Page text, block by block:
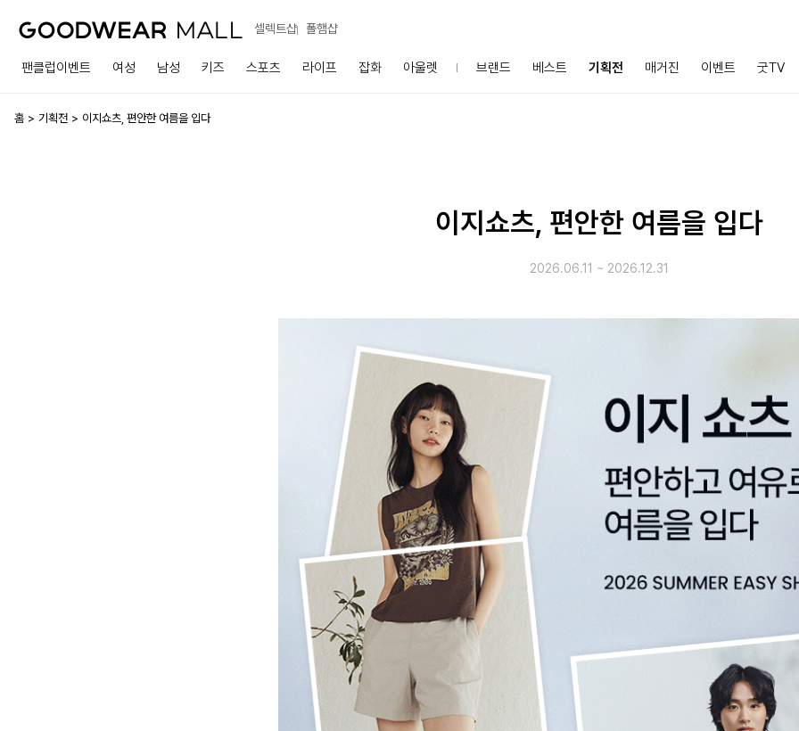
셀렉트샵 폴햄샵
팬클럽이벤트 여성 남성 키즈 스포츠 라이프 잡화 아울렛 브랜드 베스트 기획전 매거진 이벤트 굿TV
홈 기획전 이지쇼츠, 편안한 여름을 입다
이지쇼츠, 편안한 여름을 입다
2026.06.11 ~ 2026.12.31